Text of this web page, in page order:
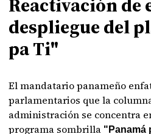
Reactivación de
despliegue del
pa Ti"
El mandatario panameño
parlamentarios que la
administración se concentra
programa sombrilla "Panamá